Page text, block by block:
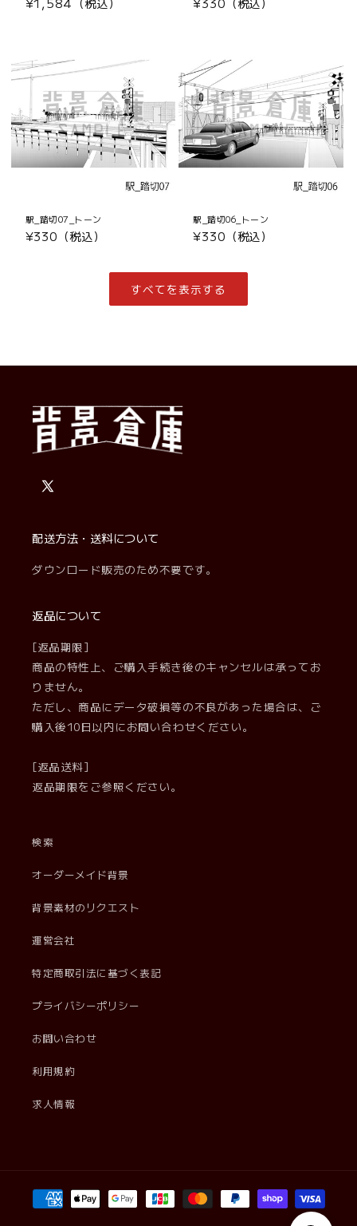
駅_踏切07_トーン
通
¥330（税込）
駅_踏切06_トーン
通
価
格
¥330（税込）
すべてを表示する
X
配送方法・送料について
ダウンロード販売のため不要です。
返品について
[返品期限]
商品の特性上、ご購入手続き後のキャンセルは承ってお
りません。
ただし、商品にデータ破損等の不良があった場合は、ご
購入後10日以内にお問い合わせください。
[返品送料]
返品期限をご参照ください。
検索
オーダーメイド背景
背景素材のリクエスト
運営会社
特定商取引法に基づく表記
プライバシーポリシー
お問い合わせ
利用規約
求人情報
決
済